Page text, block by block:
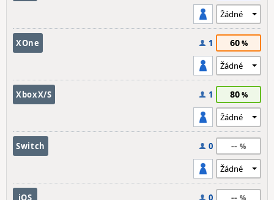
XOne 1 60
XboxX/S 1 80
Switch 0 --
iOS 0 --